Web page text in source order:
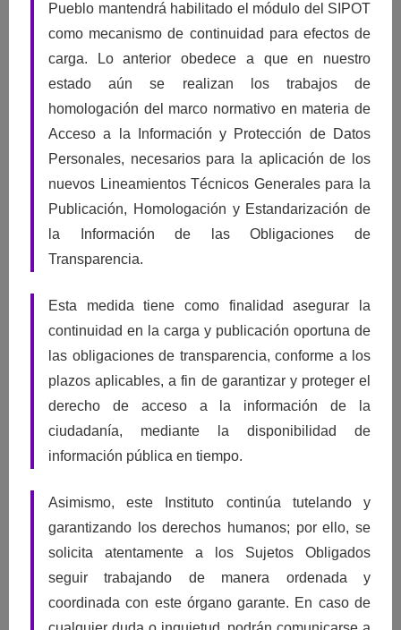
Pueblo mantendrá habilitado el módulo del SIPOT
como mecanismo de continuidad para efectos de
carga. Lo anterior obedece a que en nuestro
estado aún se realizan los trabajos de
homologación del marco normativo en materia de
Acceso a la Información y Protección de Datos
Personales, necesarios para la aplicación de los
nuevos Lineamientos Técnicos Generales para la
Publicación, Homologación y Estandarización de
la Información de las Obligaciones de
Transparencia.
Esta medida tiene como finalidad asegurar la
continuidad en la carga y publicación oportuna de
las obligaciones de transparencia, conforme a los
plazos aplicables, a fin de garantizar y proteger el
derecho de acceso a la información de la
ciudadanía, mediante la disponibilidad de
información pública en tiempo.
Asimismo, este Instituto continúa tutelando y
garantizando los derechos humanos; por ello, se
solicita atentamente a los Sujetos Obligados
seguir trabajando de manera ordenada y
coordinada con este órgano garante. En caso de
Datos Personales
Ejerce tu Derecho ARCO
responsable (ente público) el acceso, rectificación, cancelación u
oposición respecto del tratamiento de los datos personales que le
conciernen, a través de la Plataforma Nacional de Transparencia , o por
No te atendieron interpón un Recurso de Revisión
Tú puedes interponer un recurso de revisión ante el ITAIH por la falta
de respuesta o por inconformarte por la misma, a través de la
Plataforma Nacional de Transparencia , o porescritodescargando el
formato de Recurso de Revisión Protección de Datos Personales .